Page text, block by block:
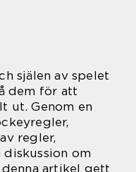
själen av spelet
dem för att
ut. Genom en
regler,
om
artikel gett